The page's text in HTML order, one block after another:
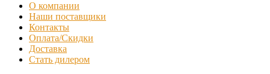
О компании
Наши поставщики
Контакты
Оплата/Скидки
Доставка
Стать дилером